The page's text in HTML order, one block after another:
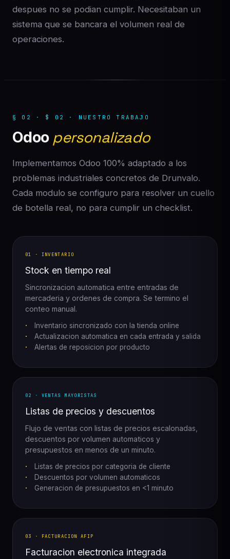
despues no se podian cumplir. Necesitaban un
sistema que se bancara el volumen real de
operaciones.
§ 02 · $ 02 · NUESTRO TRABAJO
Odoo personalizado
Implementamos Odoo 100% adaptado a los
problemas industriales concretos de Drunvalo.
Cada modulo se configuro para resolver un cuello
de botella real, no para cumplir un checklist.
01 · INVENTARIO
Stock en tiempo real
Sincronizacion automatica entre entradas de
mercaderia y ordenes de compra. Se termino el
conteo manual.
Inventario sincronizado con la tienda online
Actualizacion automatica en cada entrada y salida
Alertas de reposicion por producto
02 · VENTAS MAYORISTAS
Listas de precios y descuentos
Flujo de ventas con listas de precios escalonadas,
descuentos por volumen automaticos y
presupuestos en menos de un minuto.
Listas de precios por categoria de cliente
Descuentos por volumen automaticos
Generacion de presupuestos en <1 minuto
03 · FACTURACION AFIP
Facturacion electronica integrada